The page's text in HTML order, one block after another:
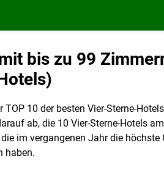
bis zu 99
TOP 10 der besten Vier-Sterne-
ab, die 10 Vier-Sterne-Hotels
im vergangenen Jahr die
haben.